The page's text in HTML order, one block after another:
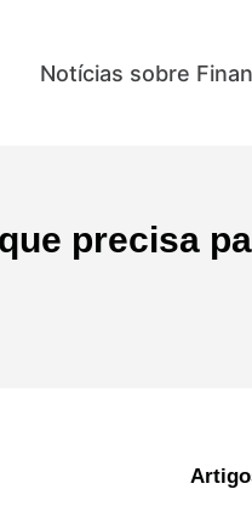
Notícias sobre
precisa